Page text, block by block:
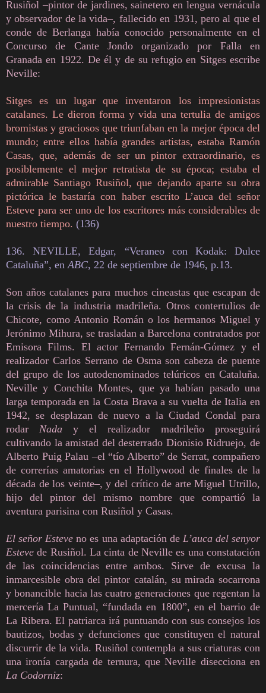
Rusiñol –pintor de jardines, sainetero en lengua vernácula
y observador de la vida–, fallecido en 1931, pero al que el
conde de Berlanga había conocido personalmente en el
Concurso de Cante Jondo organizado por Falla en
Granada en 1922. De él y de su refugio en Sitges escribe
Neville:
Sitges es un lugar que inventaron los impresionistas
catalanes. Le dieron forma y vida una tertulia de amigos
bromistas y graciosos que triunfaban en la mejor época del
mundo; entre ellos había grandes artistas, estaba Ramón
Casas, que, además de ser un pintor extraordinario, es
posiblemente el mejor retratista de su época; estaba el
admirable Santiago Rusiñol, que dejando aparte su obra
pictórica le bastaría con haber escrito L’auca del señor
Esteve para ser uno de los escritores más considerables de
nuestro tiempo. (136)
136. NEVILLE, Edgar, “Veraneo con Kodak: Dulce
Cataluña”, enABC, 22 de septiembre de 1946, p.13.
Son años catalanes para muchos cineastas que escapan de
la crisis de la industria madrileña. Otros contertulios de
Chicote, como Antonio Román o los hermanos Miguel y
Jerónimo Mihura, se trasladan a Barcelona contratados por
Emisora Films. El actor Fernando Fernán-Gómez y el
realizador Carlos Serrano de Osma son cabeza de puente
del grupo de los autodenominados telúricos en Cataluña.
Neville y Conchita Montes, que ya habían pasado una
larga temporada en la Costa Brava a su vuelta de Italia en
1942, se desplazan de nuevo a la Ciudad Condal para
rodar Nada y el realizador madrileño proseguirá
cultivando la amistad del desterrado Dionisio Ridruejo, de
Alberto Puig Palau –el “tío Alberto” de Serrat, compañero
de correrías amatorias en el Hollywood de finales de la
década de los veinte–, y del crítico de arte Miguel Utrillo,
hijo del pintor del mismo nombre que compartió la
aventura parisina con Rusiñol y Casas.
El señor Esteve no es una adaptación de L’auca del senyor
Esteve de Rusiñol. La cinta de Neville es una constatación
de las coincidencias entre ambos. Sirve de excusa la
inmarcesible obra del pintor catalán, su mirada socarrona
y bonancible hacia las cuatro generaciones que regentan la
mercería La Puntual, “fundada en 1800”, en el barrio de
La Ribera. El patriarca irá puntuando con sus consejos los
bautizos, bodas y defunciones que constituyen el natural
discurrir de la vida. Rusiñol contempla a sus criaturas con
una ironía cargada de ternura, que Neville disecciona en
La Codorniz: